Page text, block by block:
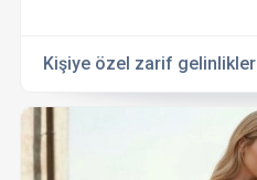
Kişiye özel zarif gelinlikler